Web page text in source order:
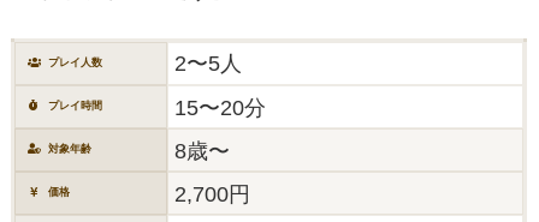
プレイ人数 2〜5人
プレイ時間 15〜20分
対象年齢 8歳〜
価格 2,700円